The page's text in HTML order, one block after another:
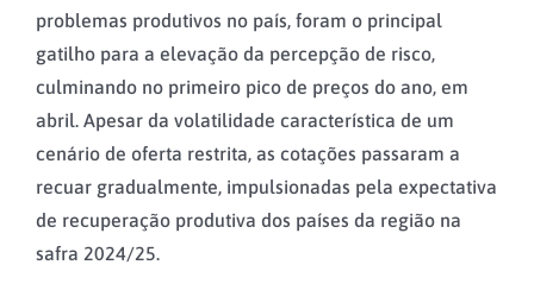
problemas produtivos no país, foram o principal
gatilho para a elevação da percepção de risco,
culminando no primeiro pico de preços do ano, em
abril. Apesar da volatilidade característica de um
cenário de oferta restrita, as cotações passaram a
recuar gradualmente, impulsionadas pela expectativa
de recuperação produtiva dos países da região na
safra 2024/25.